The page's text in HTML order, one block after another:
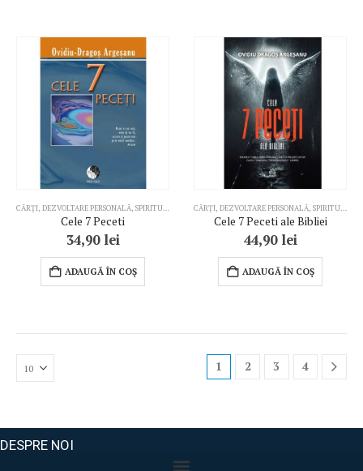
CĂRȚI DEZVOLTARE PERSONALĂ SPIRITUALITATE
Cele 7 Peceti
34,90 lei
ADAUGĂ ÎN COȘ
CĂRȚI DEZVOLTARE PERSONALĂ SPIRITUALITATE
Cele 7 Peceti ale Bibliei
44,90 lei
ADAUGĂ ÎN COȘ
1 2 3 4
DESPRE NOI